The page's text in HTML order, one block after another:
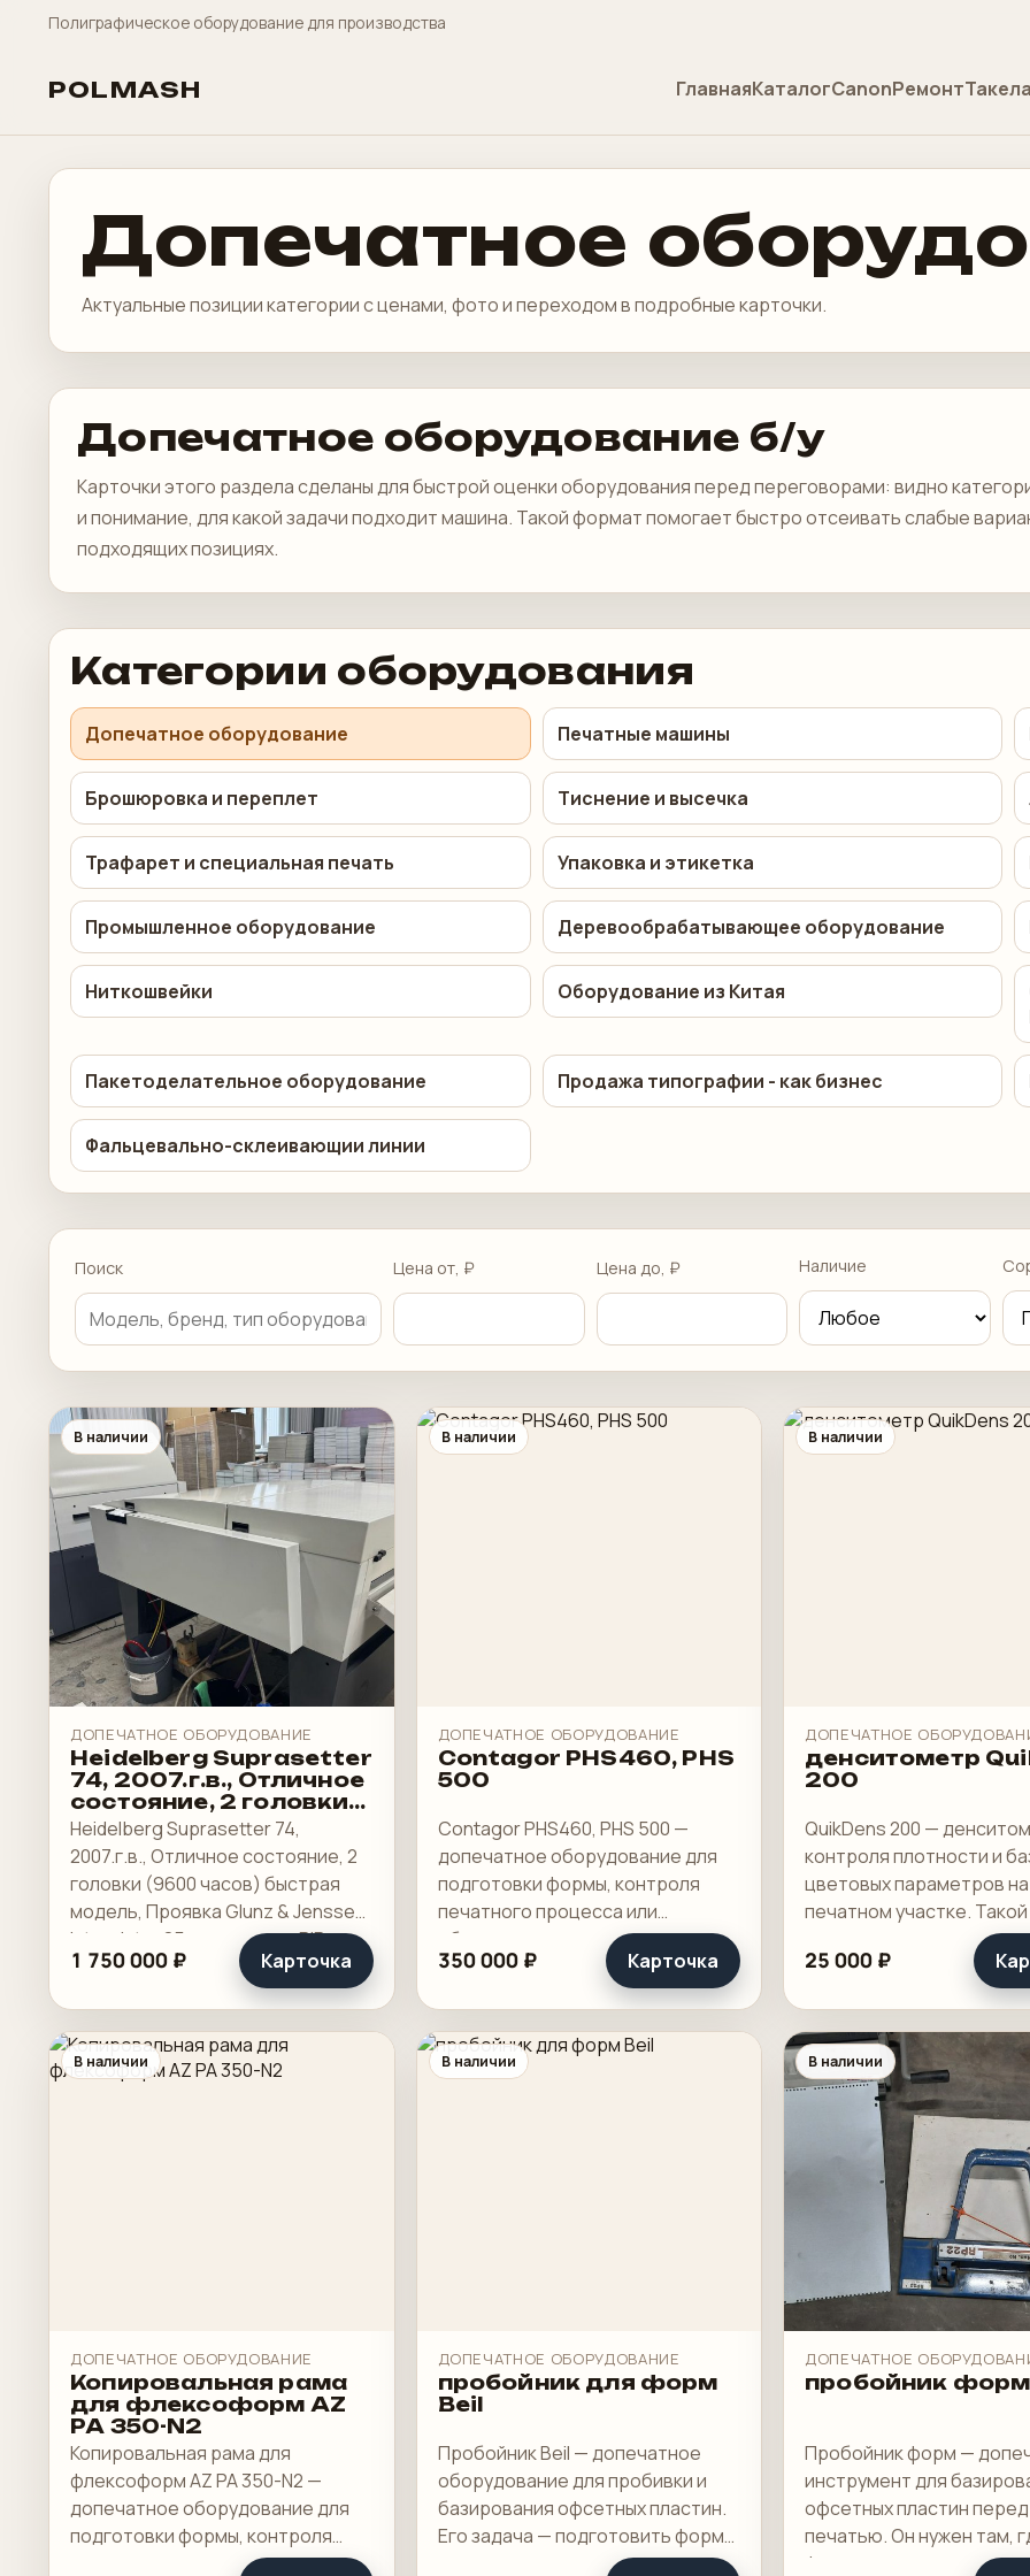
Полиграфическое оборудование для производства
POLMASH ГлавнаяКаталогCanonРемонт
Допечатное
Актуальные позиции категории с ценами, фото и переходом в подробные карточки.
Допечатное оборудование б/у
Карточки этого раздела сделаны для быстрой оценки оборудования перед переговорами: видно
и понимание, для какой задачи подходит машина. Такой формат помогает быстро отсеивать слабые
подходящих позициях.
Категории оборудования
Допечатное оборудование Печатные машины
Брошюровка и переплет Тиснение и высечка
Трафарет и специальная печать Упаковка и этикетка
Промышленное оборудование Деревообрабатывающее оборудование
Ниткошвейки Оборудование из Китая
Пакетоделательное оборудование Продажа типографии - как бизнес
Фальцевально-склеивающии линии
Поиск Цена от, ₽ Цена до, ₽ Наличие
В наличии
ДОПЕЧАТНОЕ ОБОРУДОВАНИЕ
Heidelberg Suprasetter
74, 2007.г.в., Отличное
состояние, 2 головки
(9600 часов) быстрая
модель
Heidelberg Suprasetter 74,
2007.г.в., Отличное состояние, 2
головки (9600 часов) быстрая
модель, Проявка Glunz & Jenssen
Interplater 85 с чиллером, RIP
MetaDimension 2016 с
электронным ключом (открыты
1 750 000 ₽ Карточка
В наличии
ДОПЕЧАТНОЕ ОБОРУДОВАНИЕ
Contagor PHS460, PHS
500
Contagor PHS460, PHS 500 —
допечатное оборудование для
подготовки формы, контроля
печатного процесса или
обслуживания допечатного
участка. Такие позиции работают
не на виду у клиента, но именно
350 000 ₽ Карточка
В наличии
ДОПЕЧАТНОЕ
денситометр
200
QuikDens 200 —
контроля плотности и
цветовых параметров на
печатном участке.
нужен не для красоты в
для нормальной
тиража, особенно на
25 000 ₽
В наличии
ДОПЕЧАТНОЕ ОБОРУДОВАНИЕ
Копировальная рама
для флексоформ AZ
PA 350-N2
Копировальная рама для
флексоформ AZ PA 350-N2 —
допечатное оборудование для
подготовки формы, контроля
печатного процесса или
В наличии
ДОПЕЧАТНОЕ ОБОРУДОВАНИЕ
пробойник для форм
Beil
Пробойник Beil — допечатное
оборудование для пробивки и
базирования офсетных пластин.
Его задача — подготовить форму
под установку на печатную
В наличии
ДОПЕЧАТНОЕ
пробойник форм
Пробойник форм —
инструмент для
офсетных пластин перед
печатью. Он нужен там,
форма готовится на